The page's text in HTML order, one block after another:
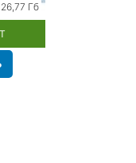
26,77 Гб